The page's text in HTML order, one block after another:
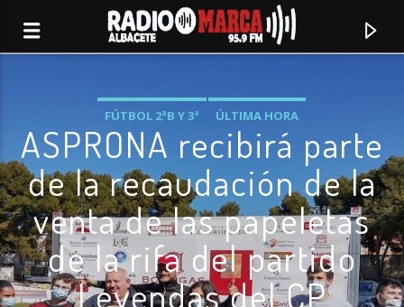
FÚTBOL 2ªB Y 3ª ÚLTIMA HORA
ASPRONA recibirá parte
de la recaudación de la
venta de las papeletas
de la rifa del partido
Leyendas del CP